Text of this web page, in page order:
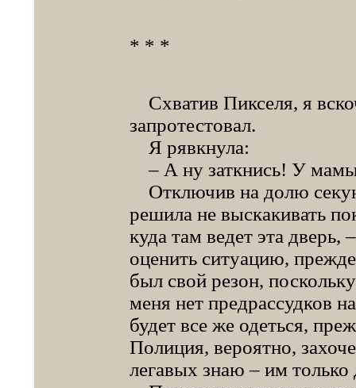
* * *
Схватив Пикселя, я
запротестовал.
Я рявкнула:
– А ну заткнись! У
Отключив на долю
решила не выскакивать
куда там ведет эта дверь,
оценить ситуацию,
был свой резон,
меня нет предрассудков
будет все же одеться,
Полиция, вероятно,
легавых знаю – им только